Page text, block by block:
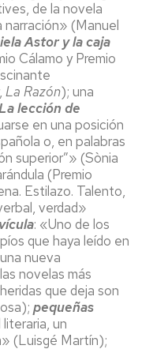
de la novela
(Manuel
Astor y la caja
Cálamo y Premio
La Razón); una
lección de
en una posición
o, en palabras
superior”» (Sònia
(Premio
Estilazo. Talento,
verdad»
: «Uno de los
que haya leído en
nueva
novelas más
que deja son
pequeñas
un
(Luisgé Martín);